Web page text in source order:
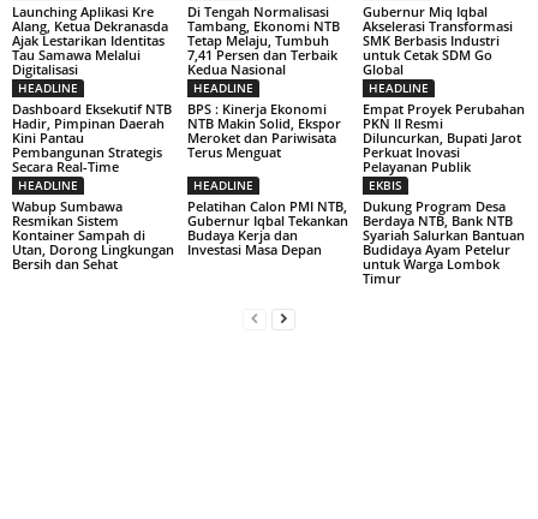
Launching Aplikasi Kre
Alang, Ketua Dekranasda
Ajak Lestarikan Identitas
Tau Samawa Melalui
Digitalisasi
Di Tengah Normalisasi
Tambang, Ekonomi NTB
Tetap Melaju, Tumbuh
7,41 Persen dan Terbaik
Kedua Nasional
Gubernur Miq Iqbal
Akselerasi Transformasi
SMK Berbasis Industri
untuk Cetak SDM Go
Global
HEADLINE
Dashboard Eksekutif NTB
Hadir, Pimpinan Daerah
Kini Pantau
Pembangunan Strategis
Secara Real-Time
HEADLINE
BPS : Kinerja Ekonomi
NTB Makin Solid, Ekspor
Meroket dan Pariwisata
Terus Menguat
HEADLINE
Empat Proyek Perubahan
PKN II Resmi
Diluncurkan, Bupati Jarot
Perkuat Inovasi
Pelayanan Publik
HEADLINE
Wabup Sumbawa
Resmikan Sistem
Kontainer Sampah di
Utan, Dorong Lingkungan
Bersih dan Sehat
HEADLINE
Pelatihan Calon PMI NTB,
Gubernur Iqbal Tekankan
Budaya Kerja dan
Investasi Masa Depan
EKBIS
Dukung Program Desa
Berdaya NTB, Bank NTB
Syariah Salurkan Bantuan
Budidaya Ayam Petelur
untuk Warga Lombok
Timur